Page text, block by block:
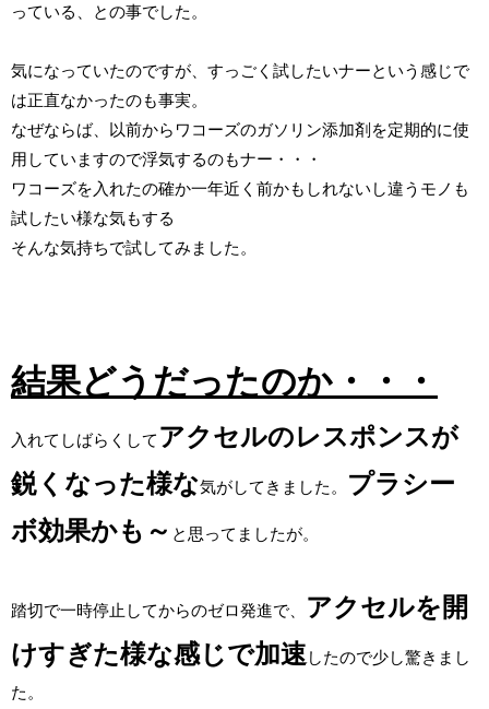
っている、との事でした。
気になっていたのですが、すっごく試したいナーという感じで
は正直なかったのも事実。
なぜならば、以前からワコーズのガソリン添加剤を定期的に使
用していますので浮気するのもナー・・・
ワコーズを入れたの確か一年近く前かもしれないし違うモノも
試したい様な気もする
そんな気持ちで試してみました。
結果どうだったのか・・・
入れてしばらくして アクセルのレスポンスが
鋭くなった様な気がしてきました。
プラシー
ボ効果かも～ と思ってましたが。
踏切で一時停止してからのゼロ発進で、
アクセルを開
けすぎた様な感じで加速 したので少し驚きまし
た。